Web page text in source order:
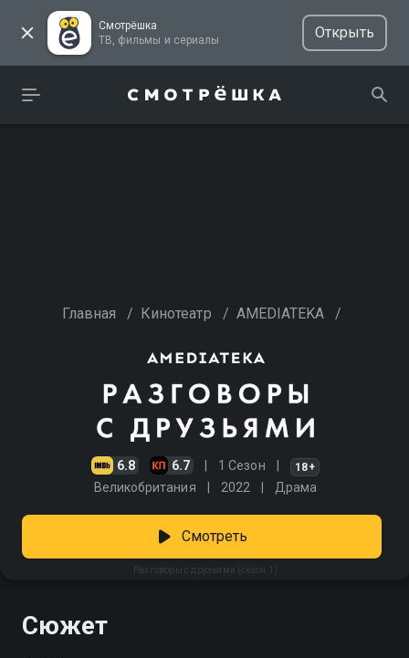
Смотрёшка
ТВ, фильмы и сериалы
Открыть
Главная / Кинотеатр / AMEDIATEKA /
6.8 6.7 1 Сезон 18+
Великобритания 2022 Драма
Разговоры с друзьями (сезон 1)
Смотреть
Сюжет